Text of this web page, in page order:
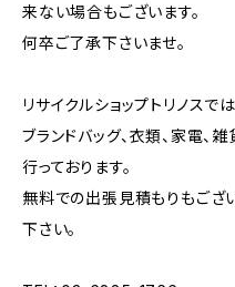
来ない場合もございます。
何卒ご了承下さいませ。
リサイクルショップトリノスで
ブランドバッグ、衣類、家電、
行っております。
無料での出張見積もりもござ
下さい。